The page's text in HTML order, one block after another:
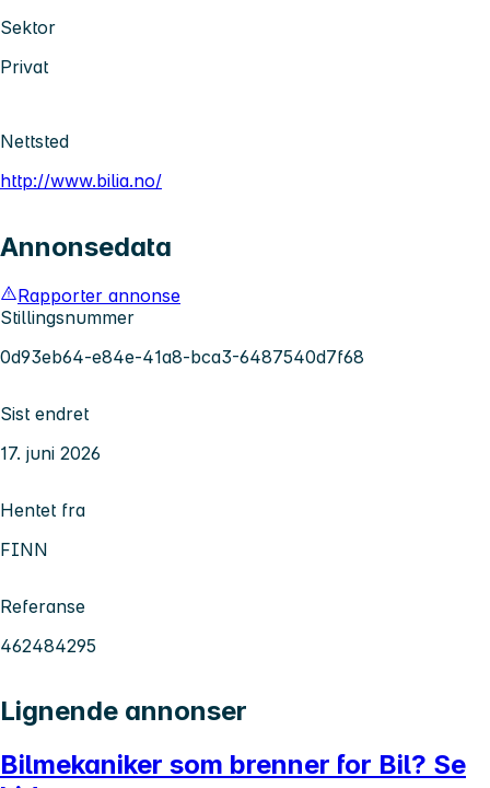
Sektor
Privat
Nettsted
http://www.bilia.no/
Annonsedata
Rapporter annonse
Stillingsnummer
0d93eb64-e84e-41a8-bca3-6487540d7f68
Sist endret
17. juni 2026
Hentet fra
FINN
Referanse
462484295
Lignende annonser
Bilmekaniker som brenner for Bil? Se